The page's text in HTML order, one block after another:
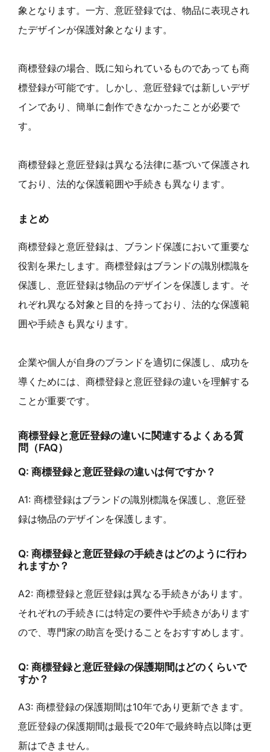
象となります。一方、意匠登録では、物品に表現され
たデザインが保護対象となります。
商標登録の場合、既に知られているものであっても商
標登録が可能です。しかし、意匠登録では新しいデザ
インであり、簡単に創作できなかったことが必要で
す。
商標登録と意匠登録は異なる法律に基づいて保護され
ており、法的な保護範囲や手続きも異なります。
まとめ
商標登録と意匠登録は、ブランド保護において重要な
役割を果たします。商標登録はブランドの識別標識を
保護し、意匠登録は物品のデザインを保護します。そ
れぞれ異なる対象と目的を持っており、法的な保護範
囲や手続きも異なります。
企業や個人が自身のブランドを適切に保護し、成功を
導くためには、商標登録と意匠登録の違いを理解する
ことが重要です。
商標登録と意匠登録の違いに関連するよくある質
問（FAQ）
Q: 商標登録と意匠登録の違いは何ですか？
A1: 商標登録はブランドの識別標識を保護し、意匠登
録は物品のデザインを保護します。
Q: 商標登録と意匠登録の手続きはどのように行わ
れますか？
A2: 商標登録と意匠登録は異なる手続きがあります。
それぞれの手続きには特定の要件や手続きがあります
ので、専門家の助言を受けることをおすすめします。
Q: 商標登録と意匠登録の保護期間はどのくらいで
すか？
A3: 商標登録の保護期間は10年であり更新できます。
意匠登録の保護期間は最長で20年で最終時点以降は更
新はできません。